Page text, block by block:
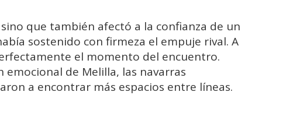
que también afectó a la confianza de un
sostenido con firmeza el empuje rival. A
el momento del encuentro.
de Melilla, las navarras
a encontrar más espacios entre líneas.